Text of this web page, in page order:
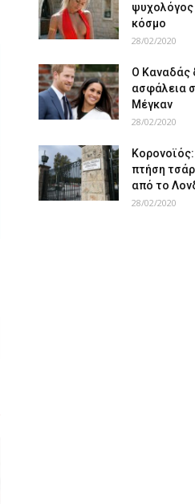
ψυχολόγος
κόσμο
28/02/2020
Ο Καναδάς
ασφάλεια
Μέγκαν
28/02/2020
πτήση
από το
28/02/2020